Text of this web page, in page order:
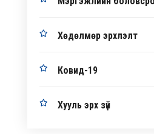
Хөдөлмөр эрхлэлт
Ковид-19
Хууль эрх зүй